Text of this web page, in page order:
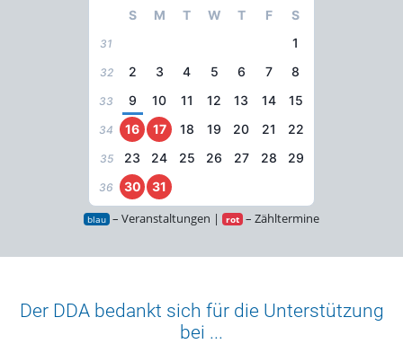
S M T W T F S
31 1
32 2 3 4 5 6 7 8
33 9 10 11 12 13 14 15
34 16 17 18 19 20 21 22
35 23 24 25 26 27 28 29
36 30 31
blau – Veranstaltungen | rot – Zähltermine
Der DDA bedankt sich für die Unterstützung
bei ...